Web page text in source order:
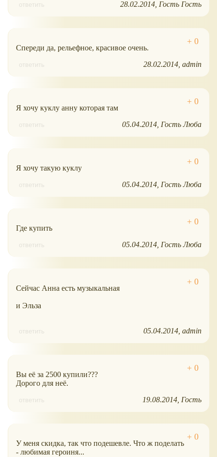
ответить 28.02.2014 Гость Гость
Спереди да, рельефное, красивое очень.
ответить 28.02.2014 admin
Я хочу куклу анну которая там
ответить 05.04.2014 Гость Люба
Я хочу такую куклу
ответить 05.04.2014 Гость Люба
Где купить
ответить 05.04.2014 Гость Люба
Сейчас Анна есть музыкальная
и Эльза
ответить 05.04.2014 admin
Вы её за 2500 купили???
Дорого для неё.
ответить 19.08.2014 Гость
У меня скидка, так что подешевле. Что ж поделать
- любимая героиня...